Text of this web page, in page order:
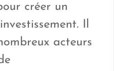
créer un
Il
acteurs